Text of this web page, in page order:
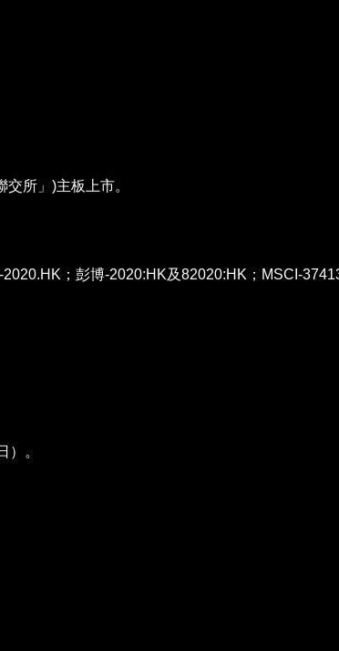
所」)主板上市。
；彭博-2020:HK及82020:HK；MSCI-
。